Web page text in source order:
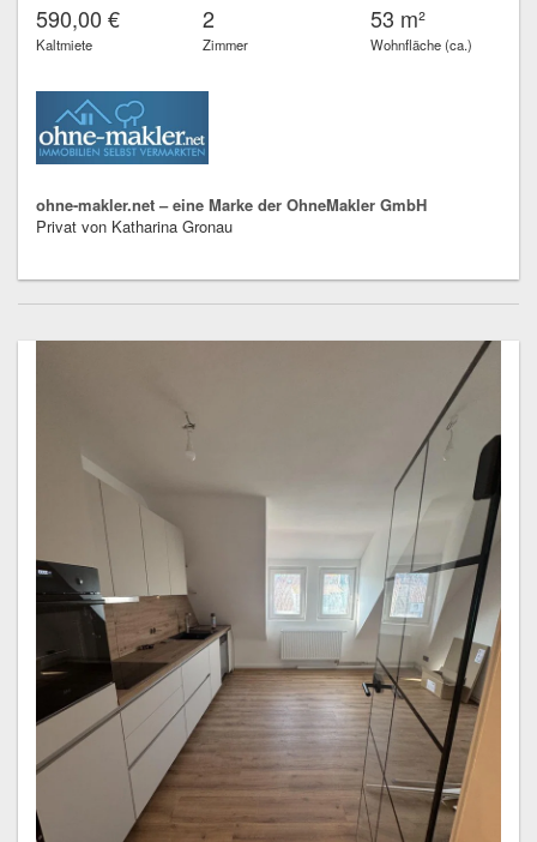
590,00 €
Kaltmiete
2
Zimmer
53 m²
Wohnfläche (ca.)
ohne-makler.net – eine Marke der OhneMakler GmbH
Privat von Katharina Gronau